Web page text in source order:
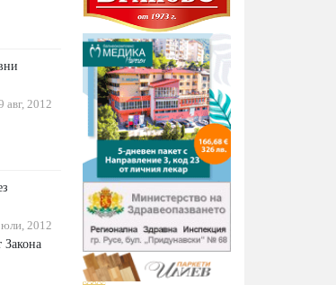
авг, 2012
2012
Закона